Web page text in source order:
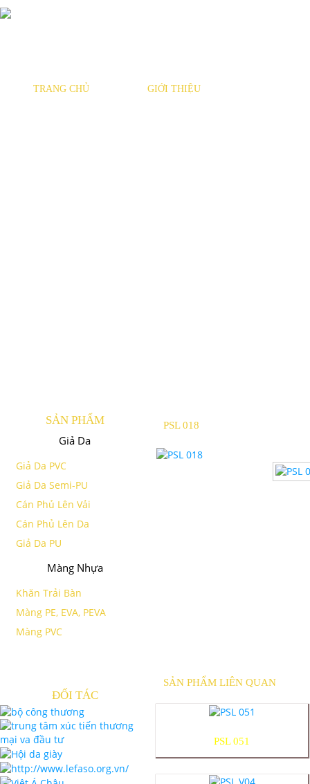
TRANG CHỦ GIỚI THIỆU
SẢN PHẨM
Giả Da
Giả Da PVC
Giả Da Semi-PU
Cán Phủ Lên Vải
Cán Phủ Lên Da
Giả Da PU
Màng Nhựa
Khăn Trải Bàn
Màng PE, EVA, PEVA
Màng PVC
ĐỐI TÁC
PSL 018
SẢN PHẨM LIÊN QUAN
PSL 051